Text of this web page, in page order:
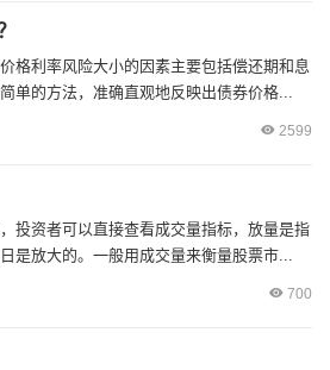
格利率风险大小的因素主要包括偿还期和息
单的方法，准确直观地反映出债券价格...
2599
投资者可以直接查看成交量指标，放量是指
是放大的。一般用成交量来衡量股票市...
700